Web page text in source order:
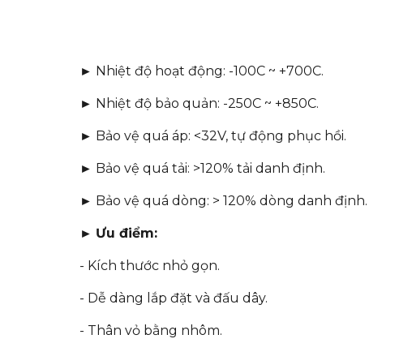
► Nhiệt độ hoạt động: -100C ~ +700C.
► Nhiệt độ bảo quản: -250C ~ +850C.
► Bảo vệ quá áp: <32V, tự động phục hồi.
► Bảo vệ quá tải: >120% tải danh định.
► Bảo vệ quá dòng: > 120% dòng danh định.
► Ưu điểm:
- Kích thước nhỏ gọn.
- Dễ dàng lắp đặt và đấu dây.
- Thân vỏ bằng nhôm.